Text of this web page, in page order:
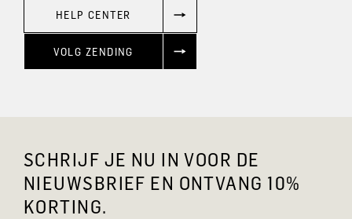
HELP CENTER
VOLG ZENDING
SCHRIJF JE NU IN VOOR DE
NIEUWSBRIEF EN ONTVANG 10%
KORTING.